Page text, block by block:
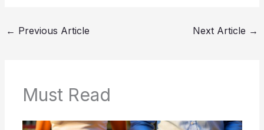
← Previous Article Next Article →
Must Read